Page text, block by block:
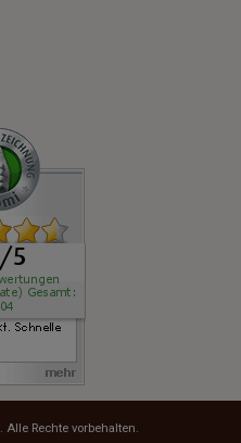
. Alle Rechte vorbehalten.